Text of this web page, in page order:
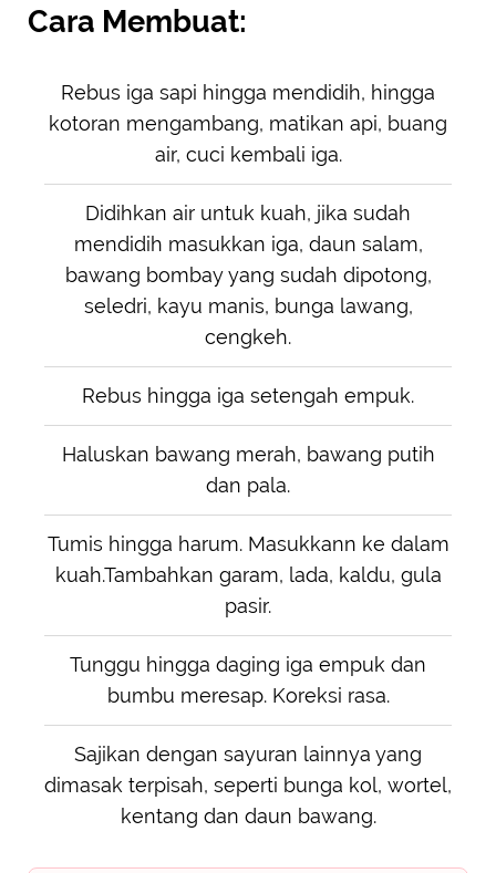
Cara Membuat:
Rebus iga sapi hingga mendidih, hingga
kotoran mengambang, matikan api, buang
air, cuci kembali iga.
Didihkan air untuk kuah, jika sudah
mendidih masukkan iga, daun salam,
bawang bombay yang sudah dipotong,
seledri, kayu manis, bunga lawang,
cengkeh.
Rebus hingga iga setengah empuk.
Haluskan bawang merah, bawang putih
dan pala.
Tumis hingga harum. Masukkann ke dalam
kuah.Tambahkan garam, lada, kaldu, gula
pasir.
Tunggu hingga daging iga empuk dan
bumbu meresap. Koreksi rasa.
Sajikan dengan sayuran lainnya yang
dimasak terpisah, seperti bunga kol, wortel,
kentang dan daun bawang.